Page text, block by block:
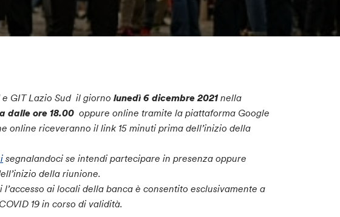
e GIT Lazio Sud il giornolunedì 6 dicembre 2021 nella
dalle ore 18.00oppure online tramite la piattaforma Google
riceveranno il link 15 minuti prima dell’inizio della
segnalandoci se intendi partecipare in presenza oppure
della riunione.
ai locali della banca è consentito esclusivamente a
19 in corso di validità.